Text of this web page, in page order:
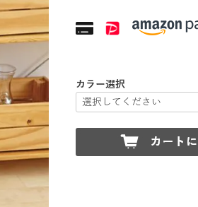
カラー選択